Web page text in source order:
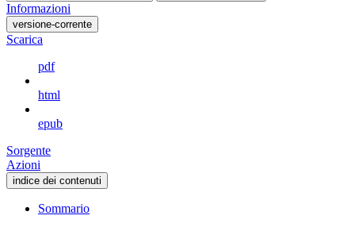
Informazioni
versione-corrente
Scarica
pdf
html
epub
Sorgente
Azioni
indice dei contenuti
Sommario